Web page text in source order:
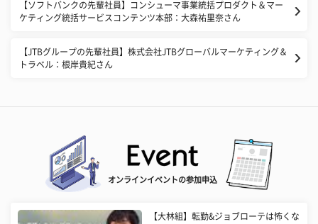
【ソフトバンクの先輩社員】コンシューマ事業統括プロダクト＆マー
ケティング統括サービスコンテンツ本部：大森祐里奈さん
【JTBグループの先輩社員】株式会社JTBグローバルマーケティング＆
トラベル：根岸貴紀さん
オンラインイベントの参加申込
【大林組】転勤&ジョブローテは怖くな